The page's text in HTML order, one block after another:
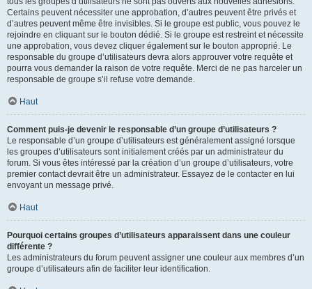
Certains peuvent nécessiter une approbation, d’autres peuvent être privés et
d’autres peuvent même être invisibles. Si le groupe est public, vous pouvez le
rejoindre en cliquant sur le bouton dédié. Si le groupe est restreint et nécessite
une approbation, vous devez cliquer également sur le bouton approprié. Le
responsable du groupe d’utilisateurs devra alors approuver votre requête et
pourra vous demander la raison de votre requête. Merci de ne pas harceler un
responsable de groupe s’il refuse votre demande.
Haut
Comment puis-je devenir le responsable d’un groupe d’utilisateurs ?
Le responsable d’un groupe d’utilisateurs est généralement assigné lorsque
les groupes d’utilisateurs sont initialement créés par un administrateur du
forum. Si vous êtes intéressé par la création d’un groupe d’utilisateurs, votre
premier contact devrait être un administrateur. Essayez de le contacter en lui
envoyant un message privé.
Haut
Pourquoi certains groupes d’utilisateurs apparaissent dans une couleur
différente ?
Les administrateurs du forum peuvent assigner une couleur aux membres d’un
groupe d’utilisateurs afin de faciliter leur identification.